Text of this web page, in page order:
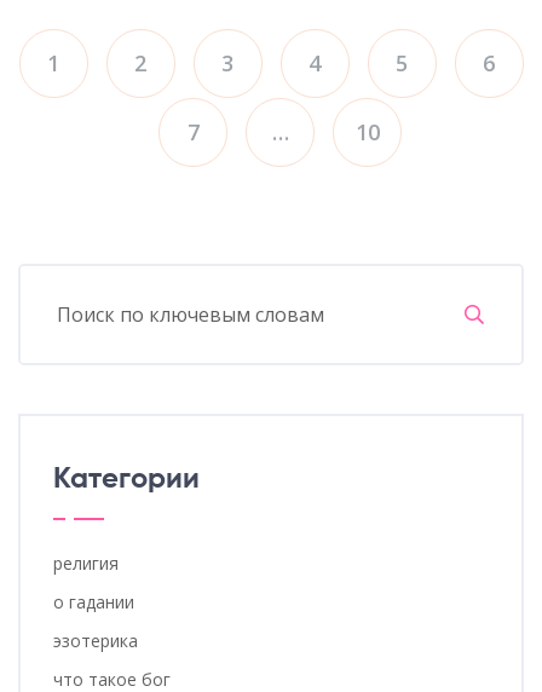
1 2 3 4 5 6
7 … 10
Категории
религия
о гадании
эзотерика
что такое бог